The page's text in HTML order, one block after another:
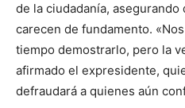
de la ciudadanía,
carecen de fundamento.
tiempo demostrarlo, pero la
afirmado el expresidente,
defraudará a quienes aún